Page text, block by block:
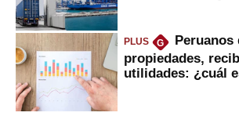
PLUS G
Peruanos
propiedades,
utilidades: ¿cuál